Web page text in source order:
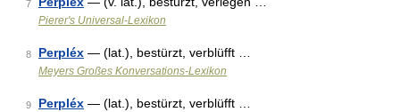
7
Pierer's Universal-Lexikon
8 Perpléx — (lat.), bestürzt, verblüfft …
Meyers Großes Konversations-Lexikon
9 Perpléx — (lat.), bestürzt, verblüfft …